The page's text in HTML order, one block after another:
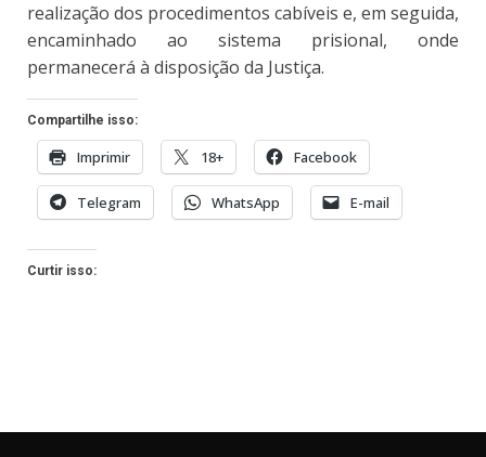
realização dos procedimentos cabíveis e, em seguida,
encaminhado ao sistema prisional, onde
permanecerá à disposição da Justiça.
Compartilhe isso:
Imprimir 18+ Facebook
Telegram WhatsApp E-mail
Curtir isso: